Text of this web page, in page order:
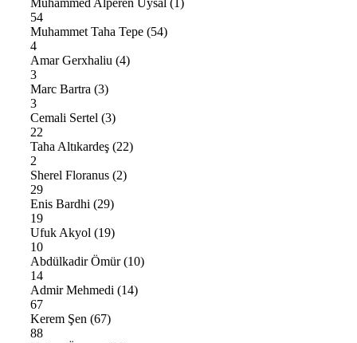
Muhammed Alperen Uysal (1)
54
Muhammet Taha Tepe (54)
4
Amar Gerxhaliu (4)
3
Marc Bartra (3)
3
Cemali Sertel (3)
22
Taha Altıkardeş (22)
2
Sherel Floranus (2)
29
Enis Bardhi (29)
19
Ufuk Akyol (19)
10
Abdülkadir Ömür(10)
14
Admir Mehmedi (14)
67
Kerem Şen (67)
88